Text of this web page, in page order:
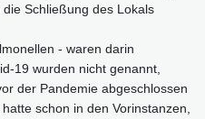
Schließung des Lokals
- waren darin
19 wurden nicht genannt,
der Pandemie abgeschlossen
schon in den Vorinstanzen,